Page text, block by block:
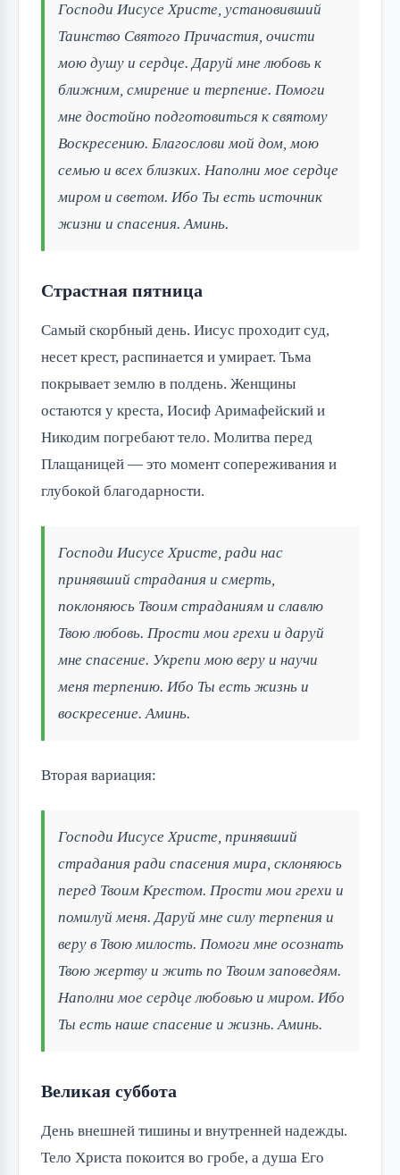
Господи Иисусе Христе, установивший
Таинство Святого Причастия, очисти
мою душу и сердце. Даруй мне любовь к
ближним, смирение и терпение. Помоги
мне достойно подготовиться к святому
Воскресению. Благослови мой дом, мою
семью и всех близких. Наполни мое сердце
миром и светом. Ибо Ты есть источник
жизни и спасения. Аминь.
Страстная пятница
Самый скорбный день. Иисус проходит суд,
несет крест, распинается и умирает. Тьма
покрывает землю в полдень. Женщины
остаются у креста, Иосиф Аримафейский и
Никодим погребают тело. Молитва перед
Плащаницей — это момент сопереживания и
глубокой благодарности.
Господи Иисусе Христе, ради нас
принявший страдания и смерть,
поклоняюсь Твоим страданиям и славлю
Твою любовь. Прости мои грехи и даруй
мне спасение. Укрепи мою веру и научи
меня терпению. Ибо Ты есть жизнь и
воскресение. Аминь.
Вторая вариация:
Господи Иисусе Христе, принявший
страдания ради спасения мира, склоняюсь
перед Твоим Крестом. Прости мои грехи и
помилуй меня. Даруй мне силу терпения и
веру в Твою милость. Помоги мне осознать
Твою жертву и жить по Твоим заповедям.
Наполни мое сердце любовью и миром. Ибо
Ты есть наше спасение и жизнь. Аминь.
Великая суббота
День внешней тишины и внутренней надежды.
Тело Христа покоится во гробе, а душа Его